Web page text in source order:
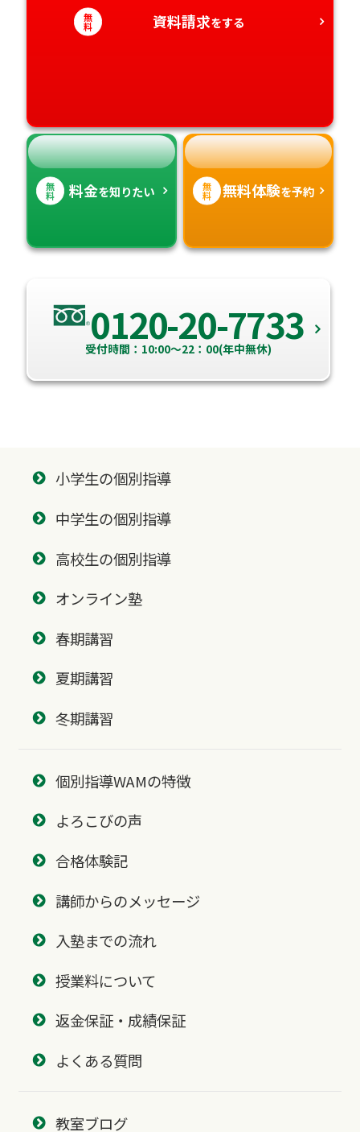
愛知県
香川県
宮崎県
無
料 資料請求をする
無
料 料金を知りたい 無
料 無料体験を予約
0120-20-7733
受付時間：10:00～22：00(年中無休)
小学生の個別指導
中学生の個別指導
高校生の個別指導
オンライン塾
春期講習
夏期講習
冬期講習
個別指導WAMの特徴
よろこびの声
合格体験記
講師からのメッセージ
入塾までの流れ
授業料について
返金保証・成績保証
よくある質問
教室ブログ